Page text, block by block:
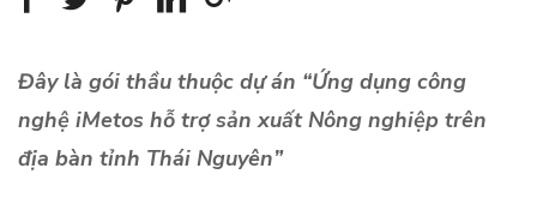
Đây là gói thầu thuộc dự án “Ứng dụng công
nghệ iMetos hỗ trợ sản xuất Nông nghiệp trên
địa bàn tỉnh Thái Nguyên”